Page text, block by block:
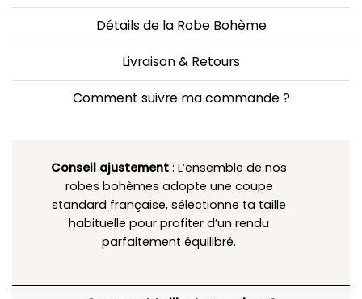
Détails de la Robe Bohème
Livraison & Retours
Comment suivre ma commande ?
Conseil ajustement : L’ensemble de nos
robes bohèmes adopte une coupe
standard française, sélectionne ta taille
habituelle pour profiter d’un rendu
parfaitement équilibré.